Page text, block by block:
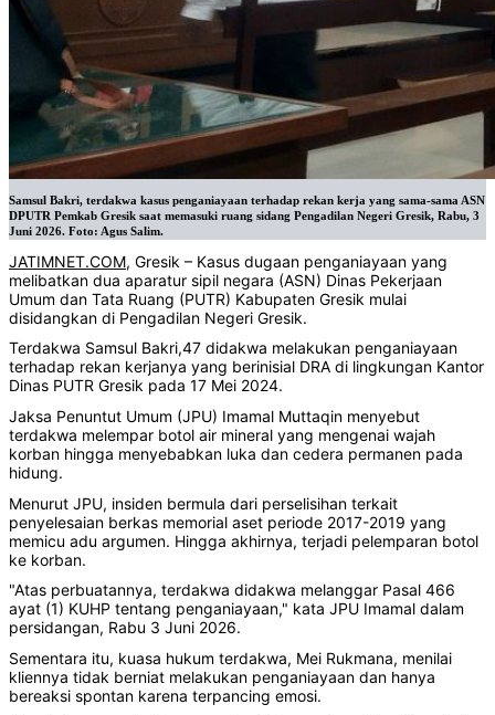
Samsul Bakri, terdakwa kasus penganiayaan terhadap rekan kerja yang sama-sama ASN
DPUTR Pemkab Gresik saat memasuki ruang sidang Pengadilan Negeri Gresik, Rabu, 3
Juni 2026. Foto: Agus Salim.
JATIMNET.COM, Gresik – Kasus dugaan penganiayaan yang
melibatkan dua aparatur sipil negara (ASN) Dinas Pekerjaan
Umum dan Tata Ruang (PUTR) Kabupaten Gresik mulai
disidangkan di Pengadilan Negeri Gresik.
Terdakwa Samsul Bakri,47 didakwa melakukan penganiayaan
terhadap rekan kerjanya yang berinisial DRA di lingkungan Kantor
Dinas PUTR Gresik pada 17 Mei 2024.
Jaksa Penuntut Umum (JPU) Imamal Muttaqin menyebut
terdakwa melempar botol air mineral yang mengenai wajah
korban hingga menyebabkan luka dan cedera permanen pada
hidung.
Menurut JPU, insiden bermula dari perselisihan terkait
penyelesaian berkas memorial aset periode 2017-2019 yang
memicu adu argumen. Hingga akhirnya, terjadi pelemparan botol
ke korban.
"Atas perbuatannya, terdakwa didakwa melanggar Pasal 466
ayat (1) KUHP tentang penganiayaan," kata JPU Imamal dalam
persidangan, Rabu 3 Juni 2026.
Sementara itu, kuasa hukum terdakwa, Mei Rukmana, menilai
kliennya tidak berniat melakukan penganiayaan dan hanya
bereaksi spontan karena terpancing emosi.